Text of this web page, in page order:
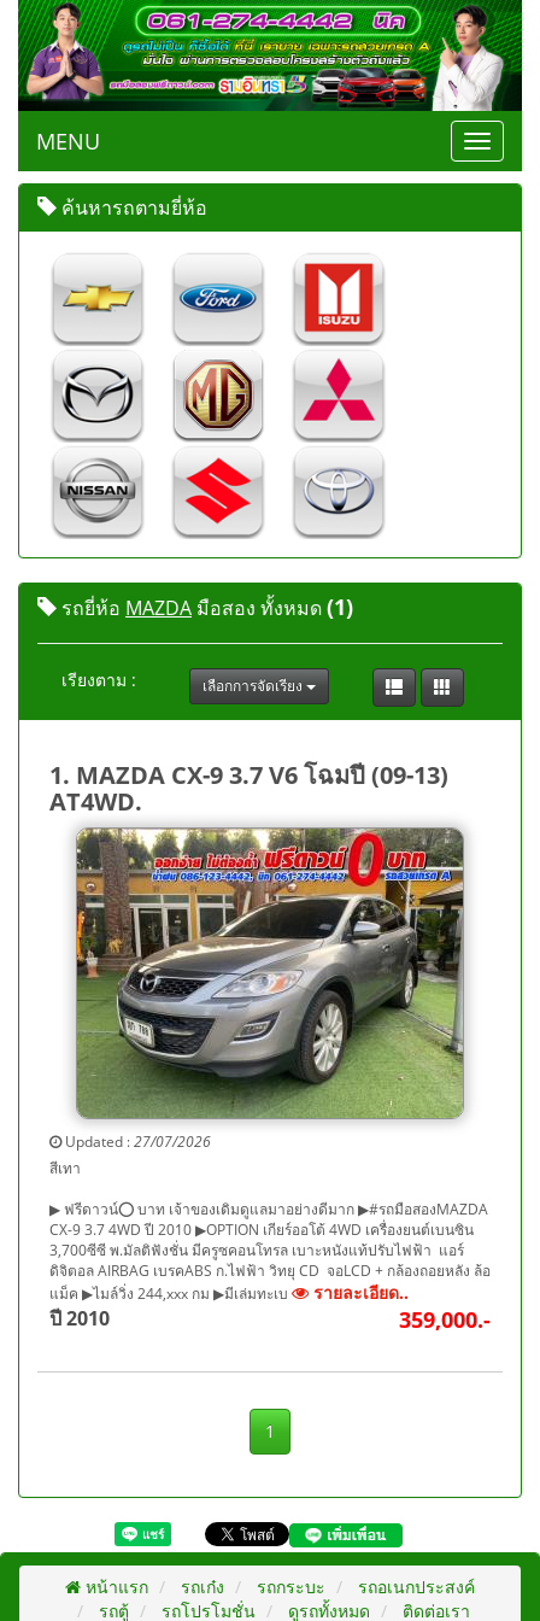
Toggle
MENU
ค้นหารถตามยี่ห้อ
รถยี่ห้อ MAZDA มือสอง ทั้งหมด(1)
เรียงตาม : เลือกการจัดเรียง
1. MAZDA CX-9 3.7 V6 โฉมปี (09-13)
AT4WD.
Updated :27/07/2026
สีเทา
▶ ฟรีดาวน์⭕ บาท เจ้าของเดิมดูแลมาอย่างดีมาก ▶#รถมือสองMAZDA
CX-9 3.7 4WD ปี 2010 ▶OPTION เกียร์ออโต้ 4WD เครื่องยนต์เบนซิน
3,700ซีซี พ.มัลติฟังชั่น มีครูซคอนโทรล เบาะหนังแท้ปรับไฟฟ้า แอร์
ดิจิตอล AIRBAG เบรคABS ก.ไฟฟ้า วิทยุ CD จอLCD + กล้องถอยหลัง ล้อ
แม็ค ▶ไมล์วิ่ง 244,xxx กม ▶มีเล่มทะเบ
รายละเอียด..
ปี 2010 359,000.-
1
หน้าแรก รถเก๋ง รถกระบะ
รถอเนกประสงค์
รถตู้
รถโปรโมชั่น ดูรถทั้งหมด ติดต่อเรา